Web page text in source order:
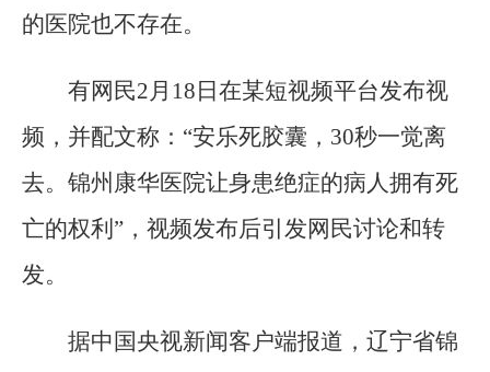
的医院也不存在。
有网民2月18日在某短视频平台发布视
频，并配文称：“安乐死胶囊，30秒一觉离
去。锦州康华医院让身患绝症的病人拥有死
亡的权利”，视频发布后引发网民讨论和转
发。
据中国央视新闻客户端报道，辽宁省锦